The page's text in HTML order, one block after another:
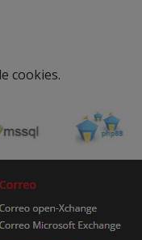
cookies.